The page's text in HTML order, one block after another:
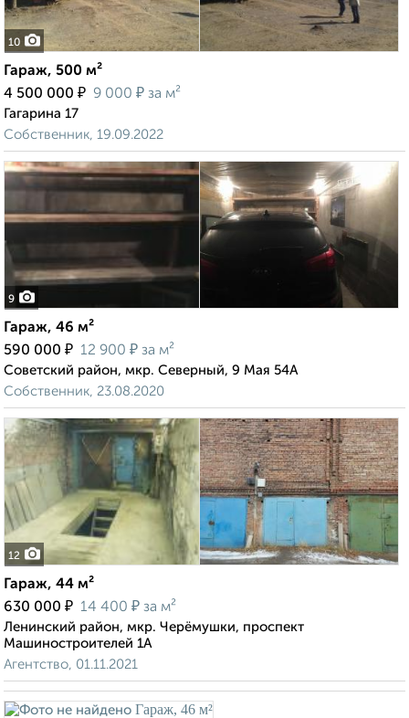
10
Гараж, 500 м²
4 500 000 ₽ 9 000 ₽ за м²
Гагарина 17
Собственник, 19.09.2022
9
Гараж, 46 м²
590 000 ₽ 12 900 ₽ за м²
Советский район, мкр. Северный, 9 Мая 54А
Собственник, 23.08.2020
12
Гараж, 44 м²
630 000 ₽ 14 400 ₽ за м²
Ленинский район, мкр. Черёмушки, проспект
Машиностроителей 1А
Агентство, 01.11.2021